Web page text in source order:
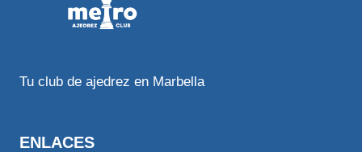
Tu club de ajedrez en Marbella
ENLACES